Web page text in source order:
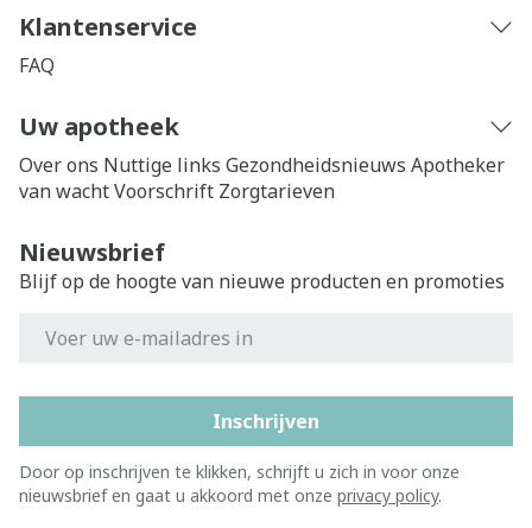
Klantenservice
FAQ
Uw apotheek
Over ons Nuttige links Gezondheidsnieuws Apotheker
van wachtVoorschrift Zorgtarieven
Nieuwsbrief
Blijf op de hoogte van nieuwe producten en promoties
Inschrijven
Door op inschrijven te klikken, schrijft u zich in voor onze
nieuwsbrief en gaat u akkoord met onze privacy policy.